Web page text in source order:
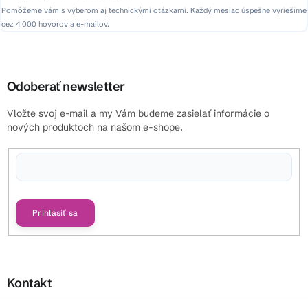
Pomôžeme vám s výberom aj technickými otázkami. Každý mesiac úspešne vyriešime
cez 4 000 hovorov a e-mailov.
Odoberať newsletter
Vložte svoj e-mail a my Vám budeme zasielať informácie o
nových produktoch na našom e-shope.
Prihlásiť sa
Kontakt